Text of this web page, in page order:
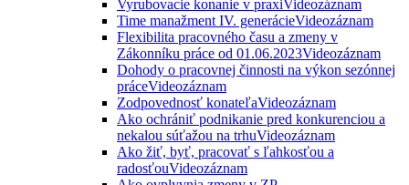
Vyrubovacie konanie v praxiVideozáznam
Time manažment IV. generácieVideozáznam
Flexibilita pracovného času a zmeny v
Zákonníku práce od 01.06.2023Videozáznam
Dohody o pracovnej činnosti na výkon sezónnej
práceVideozáznam
Zodpovednosť konateľaVideozáznam
Ako ochrániť podnikanie pred konkurenciou a
nekalou súťažou na trhuVideozáznam
Ako žiť, byť, pracovať s ľahkosťou a
radosťouVideozáznam